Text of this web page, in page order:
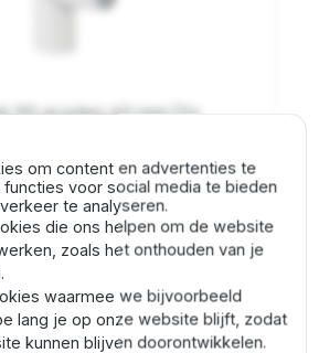
90 graden 60 mm (2x
344
In winkelwagen
om content en advertenties te
voor social media te bieden
te analyseren.
die ons helpen om de website
zoals het onthouden van je
waarmee we bijvoorbeeld
lang je op onze website blijft, zodat
kunnen blijven doorontwikkelen.